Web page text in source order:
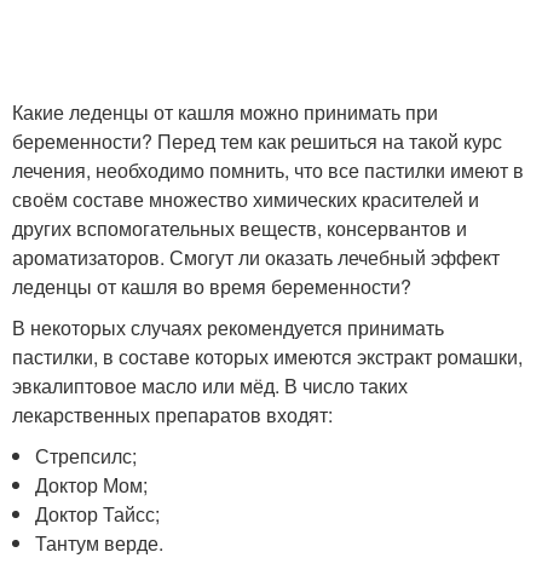
Какие леденцы от кашля можно принимать при
беременности? Перед тем как решиться на такой курс
лечения, необходимо помнить, что все пастилки имеют в
своём составе множество химических красителей и
других вспомогательных веществ, консервантов и
ароматизаторов. Смогут ли оказать лечебный эффект
леденцы от кашля во время беременности?
В некоторых случаях рекомендуется принимать
пастилки, в составе которых имеются экстракт ромашки,
эвкалиптовое масло или мёд. В число таких
лекарственных препаратов входят:
Стрепсилс;
Доктор Мом;
Доктор Тайсс;
Тантум верде.